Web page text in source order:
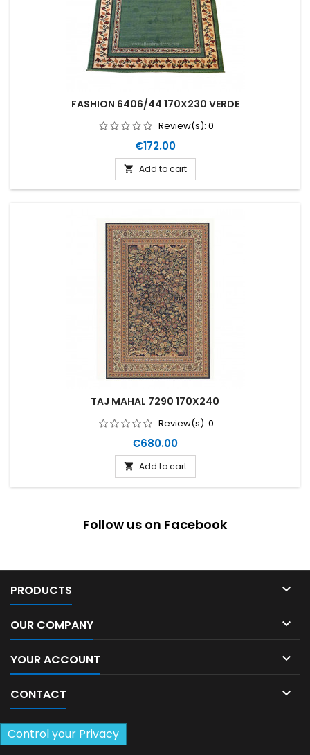
FASHION 6406/44 170X230 VERDE
Review(s): 0
Price
€172.00
 Add to cart
TAJ MAHAL 7290 170X240
Review(s): 0
Price
€680.00
 Add to cart
Follow us on Facebook
PRODUCTS 
OUR COMPANY 
YOUR ACCOUNT 
CONTACT 
Control your Privacy